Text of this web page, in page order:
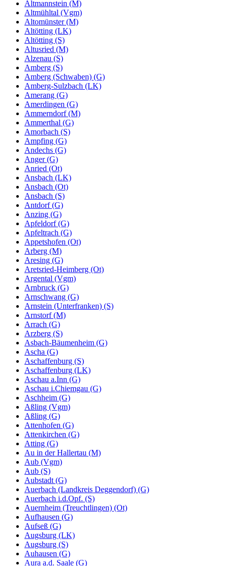
Altmannstein (M)
Altmühltal (Vgm)
Altomünster (M)
Altötting (LK)
Altötting (S)
Altusried (M)
Alzenau (S)
Amberg (S)
Amberg (Schwaben) (G)
Amberg-Sulzbach (LK)
Amerang (G)
Amerdingen (G)
Ammerndorf (M)
Ammerthal (G)
Amorbach (S)
Ampfing (G)
Andechs (G)
Anger (G)
Anried (Ot)
Ansbach (LK)
Ansbach (Ot)
Ansbach (S)
Antdorf (G)
Anzing (G)
Apfeldorf (G)
Apfeltrach (G)
Appetshofen (Ot)
Arberg (M)
Aresing (G)
Aretsried-Heimberg (Ot)
Argental (Vgm)
Arnbruck (G)
Arnschwang (G)
Arnstein (Unterfranken) (S)
Arnstorf (M)
Arrach (G)
Arzberg (S)
Asbach-Bäumenheim (G)
Ascha (G)
Aschaffenburg (S)
Aschaffenburg (LK)
Aschau a.Inn (G)
Aschau i.Chiemgau (G)
Aschheim (G)
Aßling (Vgm)
Aßling (G)
Attenhofen (G)
Attenkirchen (G)
Atting (G)
Au in der Hallertau (M)
Aub (Vgm)
Aub (S)
Aubstadt (G)
Auerbach (Landkreis Deggendorf) (G)
Auerbach i.d.Opf. (S)
Auernheim (Treuchtlingen) (Ot)
Aufhausen (G)
Aufseß (G)
Augsburg (LK)
Augsburg (S)
Auhausen (G)
Aura a.d. Saale (G)